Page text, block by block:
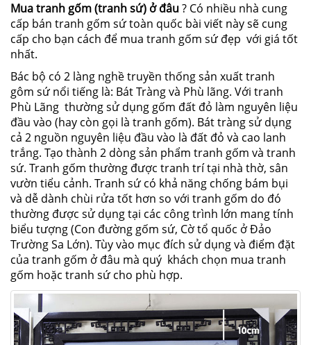
Mua tranh gốm (tranh sứ) ở đâu? Có nhiều nhà cung
cấp bán tranh gốm sứ toàn quốc bài viết này sẽ cung
cấp cho bạn cách để mua tranh gốm sứ đẹp với giá tốt
nhất.
Bác bộ có 2 làng nghề truyền thống sản xuất tranh
gôm sứ nổi tiếng là: Bát Tràng và Phù lãng. Với tranh
Phù Lãng thường sử dụng gốm đất đỏ làm nguyên liệu
đầu vào (hay còn gọi là tranh gốm). Bát tràng sử dụng
cả 2 nguồn nguyên liệu đầu vào là đất đỏ và cao lanh
trắng. Tạo thành 2 dòng sản phẩm tranh gốm và tranh
sứ. Tranh gốm thường được tranh trí tại nhà thờ, sân
vườn tiểu cảnh. Tranh sứ có khả năng chống bám bụi
và dễ dành chùi rửa tốt hơn so với tranh gốm do đó
thường được sử dụng tại các công trình lớn mang tính
biểu tượng (Con đường gốm sứ, Cờ tổ quốc ở Đảo
Trường Sa Lớn). Tùy vào mục đích sử dụng và điểm đặt
của tranh gốm ở đâu mà quý khách chọn mua tranh
gốm hoặc tranh sứ cho phù hợp.